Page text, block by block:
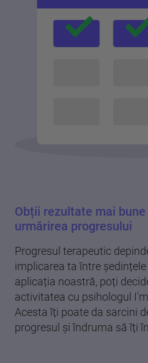
Obții rezultate mai
urmărirea progresului
Progresul terapeutic
implicarea ta între
aplicația noastră, poți
activitatea cu psihologul I'm
Acesta îți poate da sarcini
progresul și îndruma să îți